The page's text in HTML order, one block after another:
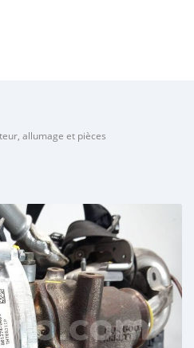
allumage et pièces